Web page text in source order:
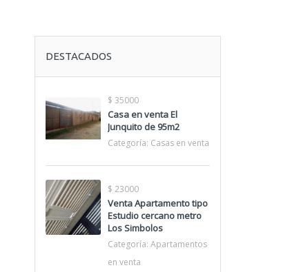
DESTACADOS
$ 35000
Casa en venta El
Junquito de 95m2
Categoría: Casas en venta
$ 23000
Venta Apartamento tipo
Estudio cercano metro
Los Simbolos
Categoría: Apartamentos
en venta